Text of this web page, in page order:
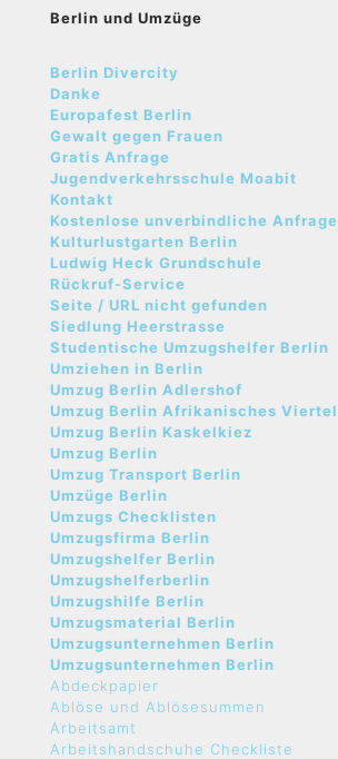
Berlin und Umzüge
Berlin Divercity
Danke
Europafest Berlin
Gewalt gegen Frauen
Gratis Anfrage
Jugendverkehrsschule Moabit
Kontakt
Kostenlose unverbindliche Anfrage
Kulturlustgarten Berlin
Ludwig Heck Grundschule
Rückruf-Service
Seite / URL nicht gefunden
Siedlung Heerstrasse
Studentische Umzugshelfer Berlin
Umziehen in Berlin
Umzug Berlin Adlershof
Umzug Berlin Afrikanisches Viertel
Umzug Berlin Kaskelkiez
Umzug Berlin
Umzug Transport Berlin
Umzüge Berlin
Umzugs Checklisten
Umzugsfirma Berlin
Umzugshelfer Berlin
Umzugshelferberlin
Umzugshilfe Berlin
Umzugsmaterial Berlin
Umzugsunternehmen Berlin
Umzugsunternehmen Berlin
Abdeckpapier
Ablöse und Ablösesummen
Arbeitsamt
Arbeitshandschuhe Checkliste